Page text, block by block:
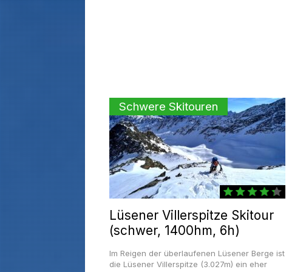
Schwere Skitouren
Lüsener Villerspitze Skitour
(schwer, 1400hm, 6h)
Im Reigen der überlaufenen Lüsener Berge ist
die Lüsener Villerspitze (3.027m) ein eher